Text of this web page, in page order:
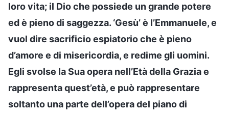
loro vita; il Dio che possiede un grande potere
ed è pieno di saggezza. ‘Gesù’ è l’Emmanuele, e
vuol dire sacrificio espiatorio che è pieno
d’amore e di misericordia, e redime gli uomini.
Egli svolse la Sua opera nell’Età della Grazia e
rappresenta quest’età, e può rappresentare
soltanto una parte dell’opera del piano di